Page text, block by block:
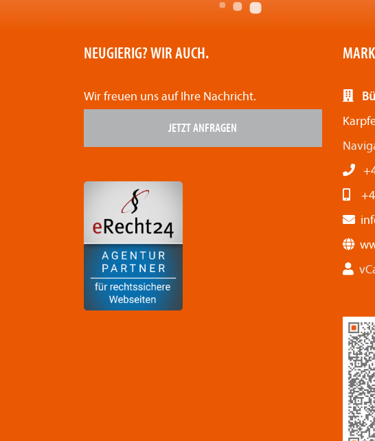
NEUGIERIG? WIR AUCH.
Wir freuen uns auf Ihre Nachricht.
JETZT ANFRAGEN